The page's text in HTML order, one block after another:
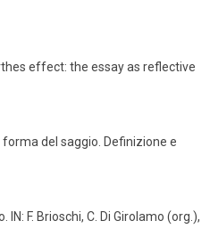
effect: the essay as reflective
forma del saggio. Definizione e
IN: F. Brioschi, C. Di Girolamo (org.),